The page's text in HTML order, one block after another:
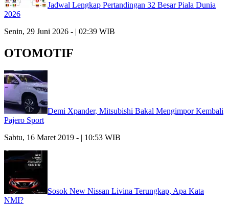
Jadwal Lengkap Pertandingan 32 Besar Piala Dunia
2026
Senin, 29 Juni 2026 - | 02:39 WIB
OTOMOTIF
Demi Xpander, Mitsubishi Bakal Mengimpor Kembali
Pajero Sport
Sabtu, 16 Maret 2019 - | 10:53 WIB
Sosok New Nissan Livina Terungkap, Apa Kata
NMI?